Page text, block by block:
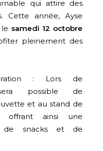
qui attire des
Cette année, Ayse
samedi 12 octobre
pleinement des
: Lors de
possible de
et au stand de
offrant ainsi une
de snacks et de